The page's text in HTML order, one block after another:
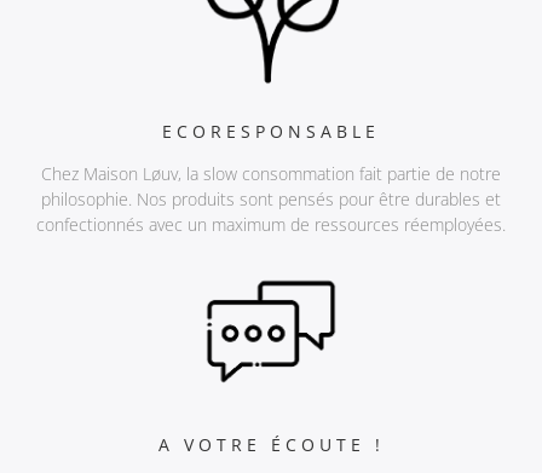
ECORESPONSABLE
Chez Maison Løuv, la slow consommation fait partie de notre
philosophie. Nos produits sont pensés pour être durables et
confectionnés avec un maximum de ressources réemployées.
A VOTRE ÉCOUTE !